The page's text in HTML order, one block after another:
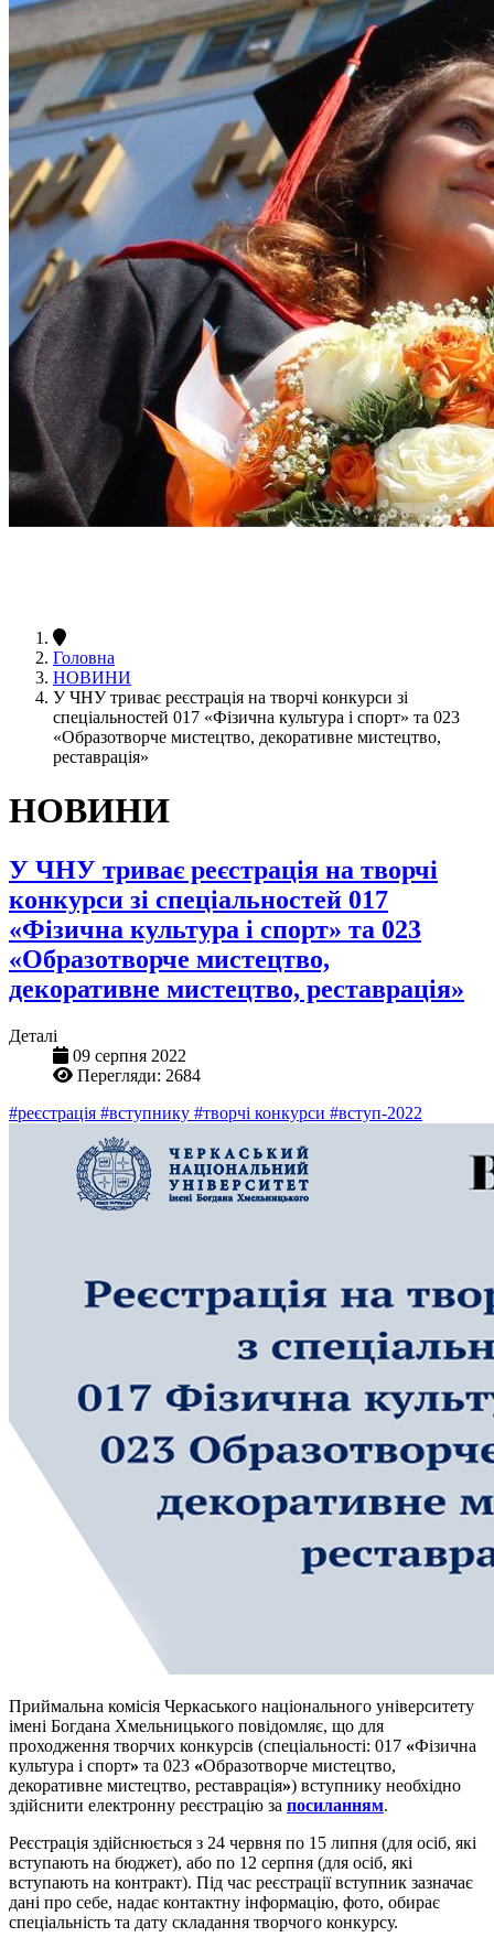
Головна
НОВИНИ
У ЧНУ триває реєстрація на творчі конкурси зі
спеціальностей 017 «Фізична культура і спорт» та 023
«Образотворче мистецтво, декоративне мистецтво,
реставрація»
НОВИНИ
У ЧНУ триває реєстрація на творчі
конкурси зі спеціальностей 017
«Фізична культура і спорт» та 023
«Образотворче мистецтво,
декоративне мистецтво, реставрація»
Деталі
09 серпня 2022
Перегляди: 2684
#реєстрація #вступнику #творчі конкурси #вступ-2022
Приймальна комісія Черкаського національного університету
імені Богдана Хмельницького повідомляє, що для
проходження творчих конкурсів (спеціальності: 017 «Фізична
культура і спорт» та 023 «Образотворче мистецтво,
декоративне мистецтво, реставрація») вступнику необхідно
здійснити електронну реєстрацію за посиланням.
Реєстрація здійснюється з 24 червня по 15 липня (для осіб, які
вступають на бюджет), або по 12 серпня (для осіб, які
вступають на контракт). Під час реєстрації вступник зазначає
дані про себе, надає контактну інформацію, фото, обирає
спеціальність та дату складання творчого конкурсу.